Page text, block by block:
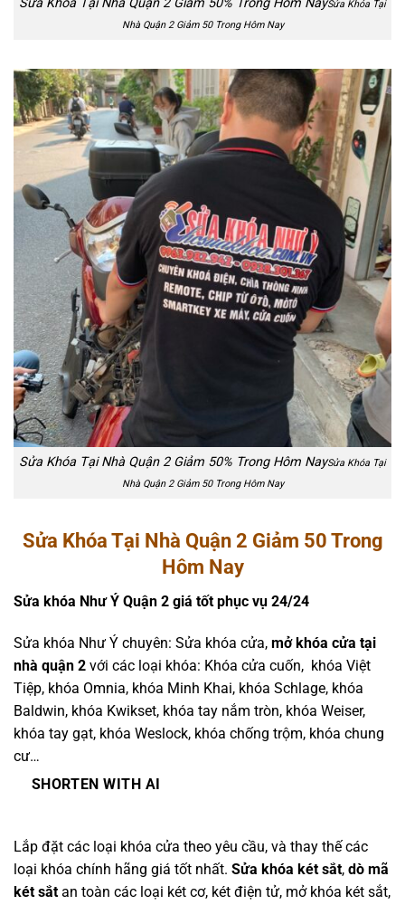
Sửa Khóa Tại Nhà Quận 2 Giảm 50% Trong Hôm NaySửa Khóa Tại
Nhà Quận 2 Giảm 50 Trong Hôm Nay
Sửa Khóa Tại Nhà Quận 2 Giảm 50% Trong Hôm NaySửa Khóa Tại
Nhà Quận 2 Giảm 50 Trong Hôm Nay
Sửa Khóa Tại Nhà Quận 2 Giảm 50 Trong
Hôm Nay
Sửa khóa Như Ý Quận 2 giá tốt phục vụ 24/24
Sửa khóa Như Ý chuyên: Sửa khóa cửa, mở khóa cửa tại
nhà quận 2 với các loại khóa: Khóa cửa cuốn, khóa Việt
Tiệp, khóa Omnia, khóa Minh Khai, khóa Schlage, khóa
Baldwin, khóa Kwikset, khóa tay nắm tròn, khóa Weiser,
khóa tay gạt, khóa Weslock, khóa chống trộm, khóa chung
cư…
SHORTEN WITH AI
Lắp đặt các loại khóa cửa theo yêu cầu, và thay thế các
loại khóa chính hãng giá tốt nhất. Sửa khóa két sắt, dò mã
két sắt an toàn các loại két cơ, két điện tử, mở khóa két sắt,